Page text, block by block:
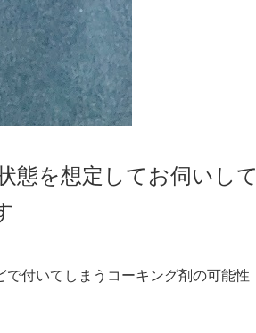
態を想定してお伺いして
付いてしまうコーキング剤の可能性